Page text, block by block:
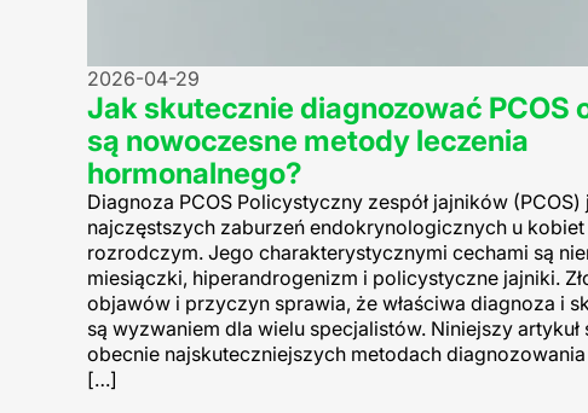
Jak skutecznie diagnozować PCOS
są nowoczesne metody leczenia
hormonalnego?
2026-04-29
Diagnoza PCOS Policystyczny zespół jajników (PCOS)
najczęstszych zaburzeń endokrynologicznych u
rozrodczym. Jego charakterystycznymi cechami są
miesiączki, hiperandrogenizm i policystyczne jajniki.
objawów i przyczyn sprawia, że właściwa diagnoza i
są wyzwaniem dla wielu specjalistów. Niniejszy artykuł
obecnie najskuteczniejszych metodach diagnozowania
[…]